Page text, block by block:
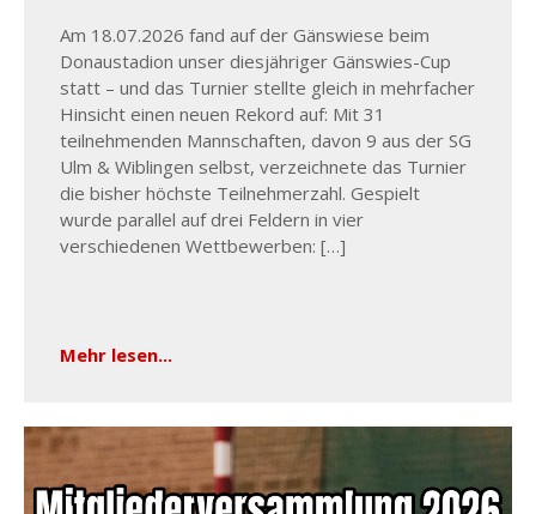
Am 18.07.2026 fand auf der Gänswiese beim
Donaustadion unser diesjähriger Gänswies-Cup
statt – und das Turnier stellte gleich in mehrfacher
Hinsicht einen neuen Rekord auf: Mit 31
teilnehmenden Mannschaften, davon 9 aus der SG
Ulm & Wiblingen selbst, verzeichnete das Turnier
die bisher höchste Teilnehmerzahl. Gespielt
wurde parallel auf drei Feldern in vier
verschiedenen Wettbewerben: […]
Mehr lesen...